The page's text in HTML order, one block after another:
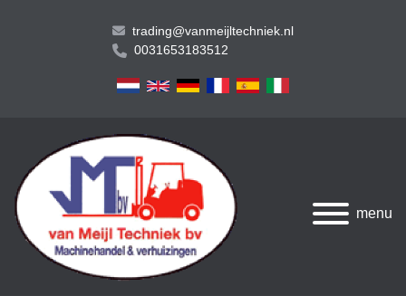
trading@vanmeijltechniek.nl
0031653183512
menu